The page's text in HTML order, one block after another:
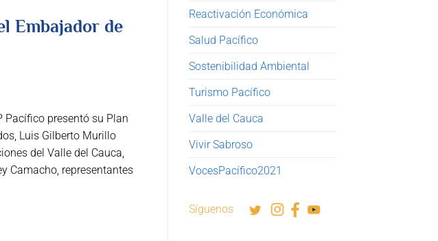
Embajador de
Pacífico presentó su Plan
Luis Gilberto Murillo
del Valle del Cauca,
Camacho, representantes
Reactivación Económica
Salud Pacífico
Sostenibilidad Ambiental
Turismo Pacífico
Valle del Cauca
Vivir Sabroso
VocesPacífico2021
Síguenos